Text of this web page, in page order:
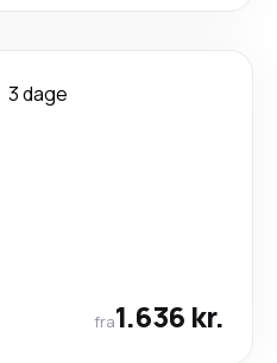
3 dage
fra1.636 kr.